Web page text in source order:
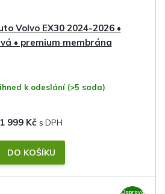
Volvo EX30 2024-2026 •
• premium membrána
ihned k odeslání (>5 sada)
1 999 Kč
DO KOŠÍKU
Doprava